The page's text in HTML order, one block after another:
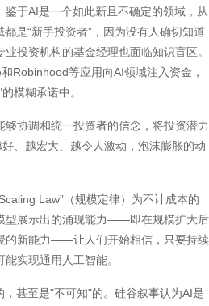
鉴于AI是一个如此新且不确定的领域，从
是“新手投资者”，因为没有人确切知道
投资机构的基金经理也面临知识盲区。
Robinhood等应用向AI领域注入资金，
模糊承诺中。
够协调和统一投资者的信念，将投资潜力
、越宏大、越令人激动，泡沫膨胀的动
Law”（规模定律）为不计成本的
型展示出的涌现能力——即在规模扩大后
的新能力——让人们开始相信，只要持续
实现通用人工智能。
甚至是"不可知"的。硅谷叙事认为AI是